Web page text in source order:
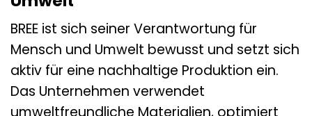
BREE ist sich seiner Verantwortung für
Mensch und Umwelt bewusst und setzt sich
aktiv für eine nachhaltige Produktion ein.
Das Unternehmen verwendet